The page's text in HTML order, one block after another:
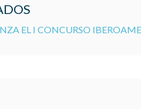
EL I CONCURSO